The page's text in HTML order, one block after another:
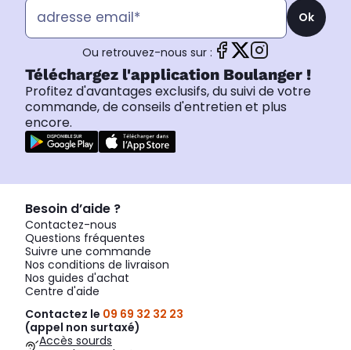
Ok
Ou retrouvez-nous sur :
Téléchargez l'application Boulanger !
Profitez d'avantages exclusifs, du suivi de votre
commande, de conseils d'entretien et plus
encore.
Besoin d’aide ?
Contactez-nous
Questions fréquentes
Suivre une commande
Nos conditions de livraison
Nos guides d'achat
Centre d'aide
Contactez le 09 69 32 32 23
(appel non surtaxé)
Accès sourds